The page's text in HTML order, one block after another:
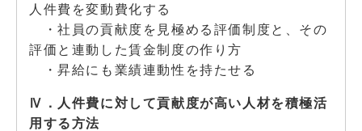
人件費を変動費化する
・社員の貢献度を見極める評価制度と、その
評価と連動した賃金制度の作り方
・昇給にも業績連動性を持たせる
Ⅳ．人件費に対して貢献度が高い人材を積極活
用する方法